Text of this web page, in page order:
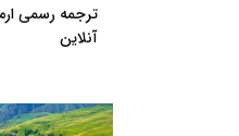
ترجمه رسمی
آنلاین